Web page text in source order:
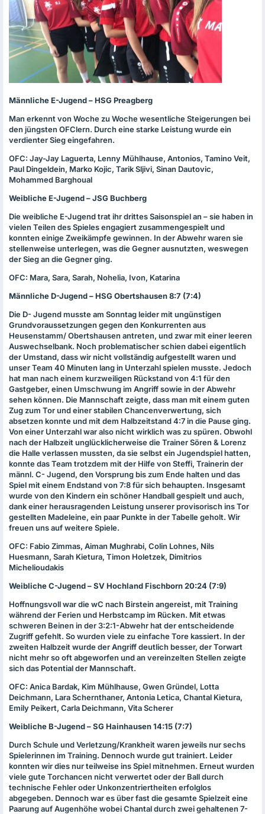
Männliche E-Jugend –HSGPreagberg
Man erkennt von Woche zu Woche wesentliche Steigerungen bei
den jüngsten OFClern. Durch eine starke Leistung wurde ein
verdienter Sieg eingefahren.
OFC: Jay-Jay Laguerta, Lenny Mühlhause, Antonios, Tamino Veit,
Paul Dingeldein, Marko Kojic, Tarik Sljivi, Sinan Dautovic,
Mohammed Barghoual
Weibliche E-Jugend –JSGBuchberg
Die weibliche E-Jugend trat ihr drittes Saisonspiel an – sie haben in
vielen Teilen des Spieles engagiert zusammengespielt und
konnten einige Zweikämpfe gewinnen. In der Abwehr waren sie
stellenweise unterlegen, was die Gegner ausnutzten, weswegen
der Sieg an die Gegner ging.
OFC: Mara, Sara, Sarah, Nohelia, Ivon, Katarina
Männliche D-Jugend –HSGObertshausen 8:7 (7:4)
Die D- Jugend musste am Sonntag leider mit ungünstigen
Grundvoraussetzungen gegen den Konkurrenten aus
Heusenstamm/ Obertshausen antreten, und zwar mit einer leeren
Auswechselbank. Noch problematischer schien dabei eigentlich
der Umstand, dass wir nicht vollständig aufgestellt waren und
unser Team 40 Minuten lang in Unterzahl spielen musste. Jedoch
hat man nach einem kurzweiligen Rückstand von 4:1 für den
Gastgeber, einen Umschwung im Angriff sowie in der Abwehr
sehen können. Die Mannschaft zeigte, dass man mit einem guten
Zug zum Tor und einer stabilen Chancenverwertung, sich
absetzen konnte und mit dem Halbzeitstand 4:7 in die Pause ging.
Von einer Unterzahl war also nicht wirklich was zu spüren. Obwohl
nach der Halbzeit unglücklicherweise die Trainer Sören & Lorenz
die Halle verlassen mussten, da sie selbst ein Jugendspiel hatten,
konnte das Team trotzdem mit der Hilfe von Steffi, Trainerin der
männl. C- Jugend, den Vorsprung bis zum Ende halten und das
Spiel mit einem Endstand von 7:8 für sich behaupten. Insgesamt
wurde von den Kindern ein schöner Handball gespielt und auch,
dank einer herausragenden Leistung unserer provisorisch ins Tor
gestellten Madeleine, ein paar Punkte in der Tabelle geholt. Wir
freuen uns auf weitere Spiele.
OFC: Fabio Zimmas, Aiman Mughrabi, Colin Lohnes, Nils
Huesmann, Sarah Kietura, Timon Holetzek, Dimitrios
Michelioudakis
Weibliche C-Jugend – SV Hochland Fischborn 20:24 (7:9)
Hoffnungsvoll war die wC nach Birstein angereist, mit Training
während der Ferien und Herbstcamp im Rücken. Mit etwas
schweren Beinen in der 3:2:1-Abwehr hat der entscheidende
Zugriff gefehlt. So wurden viele zu einfache Tore kassiert. In der
zweiten Halbzeit wurde der Angriff deutlich besser, der Torwart
nicht mehr so oft abgeworfen und an vereinzelten Stellen zeigte
sich das Potential der Mannschaft.
OFC: Anica Bardak, Kim Mühlhause, Gwen Gründel, Lotta
Deichmann, Lara Schernthaner, Antonia Letica, Chantal Kietura,
Emily Peikert, Carla Deichmann, Vita Scherer
Weibliche B-Jugend – SG Hainhausen 14:15 (7:7)
Durch Schule und Verletzung/Krankheit waren jeweils nur sechs
Spielerinnen im Training. Dennoch wurde gut trainiert. Leider
konnten wir dies nur teilweise ins Spiel mitnehmen. Erneut wurden
viele gute Torchancen nicht verwertet oder der Ball durch
technische Fehler oder Unkonzentriertheiten erfolglos
abgegeben. Dennoch war es über fast die gesamte Spielzeit eine
Paarung auf Augenhöhe wobei Chantal durch zwei gehaltenen 7-